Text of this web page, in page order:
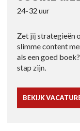
24-32 uur
Zet jij strategieën
slimme content
als een goed
stap zijn.
BEKIJK